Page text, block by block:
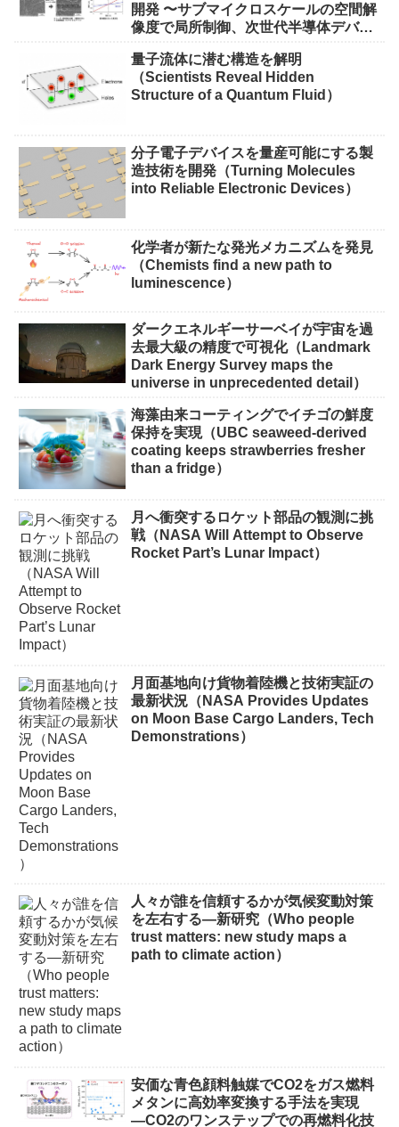
開発 〜サブマイクロスケールの空間解
像度で局所制御、次世代半導体デバイ
量子流体に潜む構造を解明
（Scientists Reveal Hidden
Structure of a Quantum Fluid）
分子電子デバイスを量産可能にする製
造技術を開発（Turning Molecules
into Reliable Electronic Devices）
化学者が新たな発光メカニズムを発見
（Chemists find a new path to
luminescence）
ダークエネルギーサーベイが宇宙を過
去最大級の精度で可視化（Landmark
Dark Energy Survey maps the
universe in unprecedented detail）
海藻由来コーティングでイチゴの鮮度
保持を実現（UBC seaweed-derived
coating keeps strawberries fresher
than a fridge）
月へ衝突するロケット部品の観測に挑
戦（NASA Will Attempt to Observe
Rocket Part’s Lunar Impact）
月面基地向け貨物着陸機と技術実証の
最新状況（NASA Provides Updates
on Moon Base Cargo Landers, Tech
Demonstrations）
人々が誰を信頼するかが気候変動対策
を左右する―新研究（Who people
trust matters: new study maps a
path to climate action）
安価な青色顔料触媒でCO2をガス燃料
メタンに高効率変換する手法を実現
―CO2のワンステップでの再燃料化技